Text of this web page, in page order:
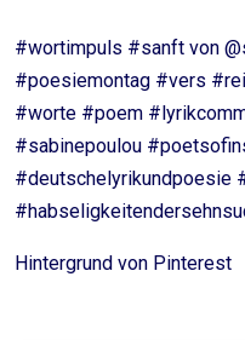
#wortimpuls #sanft von
#poesiemontag #vers
#worte #poem
#sabinepoulou
#deutschelyrikundpoesie
Hintergrund von Pinterest